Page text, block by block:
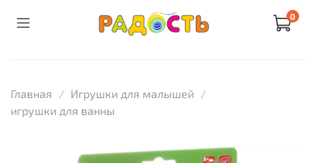
0
Главная
Игрушки для малышей
игрушки для ванны